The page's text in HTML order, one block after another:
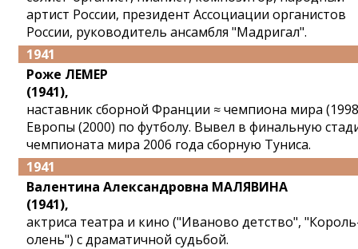
артист России, президент Ассоциации органистов
России, руководитель ансамбля "Мадригал".
1941
Роже ЛЕМЕР
(1941),
наставник сборной Франции ≈ чемпиона мира
Европы (2000) по футболу. Вывел в финальную
чемпионата мира 2006 года сборную Туниса.
1941
Валентина Александровна МАЛЯВИНА
(1941),
актриса театра и кино ("Иваново детство",
олень") с драматичной судьбой.